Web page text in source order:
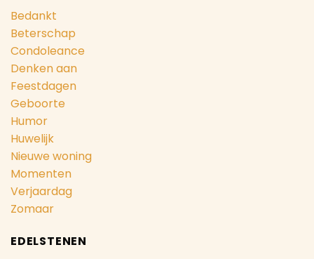
Bedankt
Beterschap
Condoleance
Denken aan
Feestdagen
Geboorte
Humor
Huwelijk
Nieuwe woning
Momenten
Verjaardag
Zomaar
EDELSTENEN